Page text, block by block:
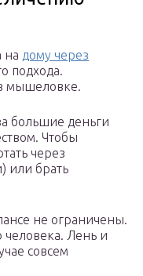
на дому через
подхода.
мышеловке.
большие деньги
Чтобы
через
или брать
не ограничены.
человека. Лень и
совсем